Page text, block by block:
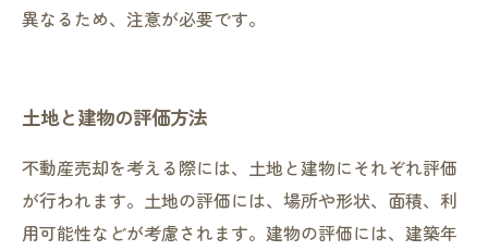
異なるため、注意が必要です。
土地と建物の評価方法
不動産売却を考える際には、土地と建物にそれぞれ評価
が行われます。土地の評価には、場所や形状、面積、利
用可能性などが考慮されます。建物の評価には、建築年